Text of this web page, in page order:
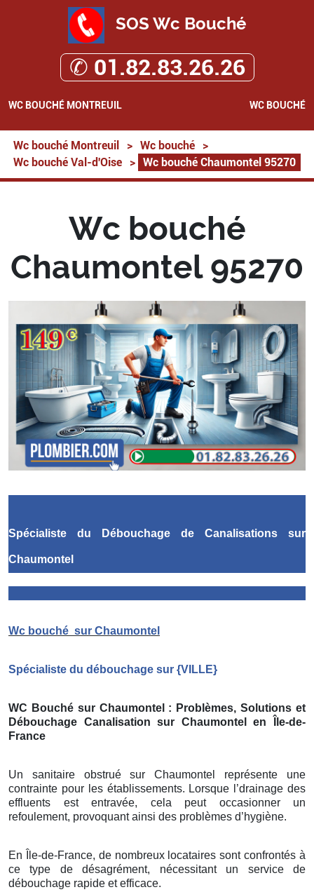
SOS Wc Bouché
✆ 01.82.83.26.26
WC BOUCHÉ MONTREUIL WC BOUCHÉ
Wc bouché Montreuil > Wc bouché
>
Wc bouché Val-d'Oise
> Wc bouché Chaumontel 95270
Wc bouché
Chaumontel 95270
Spécialiste du Débouchage de Canalisations sur
Chaumontel
Wc bouché sur Chaumontel
Spécialiste du débouchage sur {VILLE}
WC Bouché sur Chaumontel : Problèmes, Solutions et
Débouchage Canalisation sur Chaumontel
en Île-de-
France
Un sanitaire obstrué sur Chaumontel représente une
contrainte pour les établissements. Lorsque l’drainage des
effluents est entravée, cela peut occasionner un
refoulement, provoquant ainsi des problèmes d’hygiène.
En Île-de-France, de nombreux locataires sont confrontés à
ce type de désagrément, nécessitant un service de
débouchage rapide et efficace.